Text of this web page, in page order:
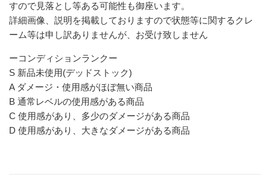
すので見落とし等ある可能性も御座います。
詳細画像、説明を掲載しておりますので状態等に関するクレ
ーム等は申し訳ありませんが、お受け致しません
ーコンディションランクー
S 新品未使用(デッドストック)
A ダメージ・使用感がほぼ無い商品
B 通常レベルの使用感がある商品
C 使用感があり、多少のダメージがある商品
D 使用感があり、大きなダメージがある商品